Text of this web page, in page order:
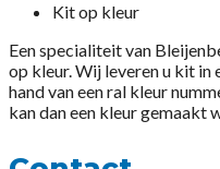
Kit op kleur
Een specialiteit van
op kleur. Wij leveren u kit in
hand van een ral kleur
kan dan een kleur gemaakt